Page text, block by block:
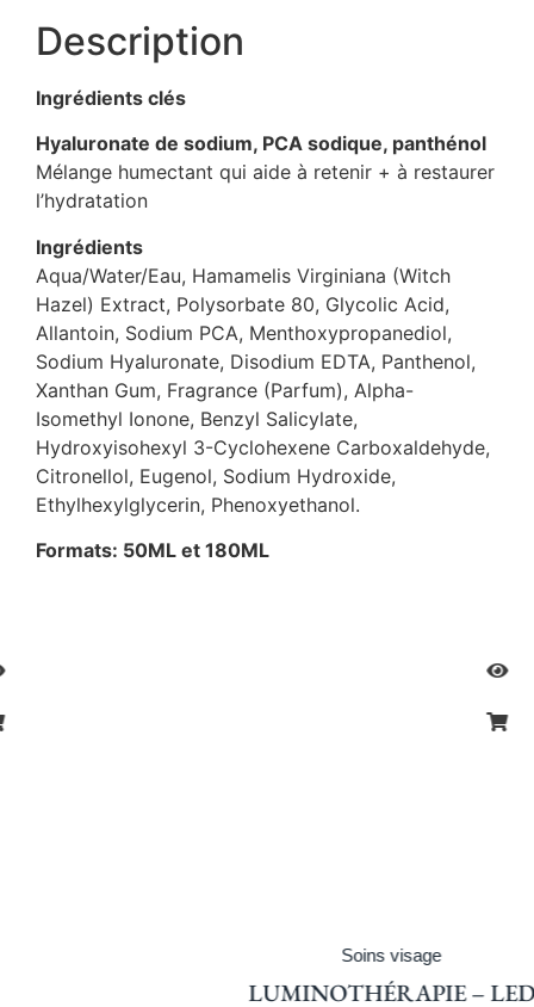
Description
Ingrédients clés
Hyaluronate de sodium, PCA sodique, panthénol
Mélange humectant qui aide à retenir + à restaurer
l’hydratation
Ingrédients
Aqua/Water/Eau, Hamamelis Virginiana (Witch
Hazel) Extract, Polysorbate 80, Glycolic Acid,
Allantoin, Sodium PCA, Menthoxypropanediol,
Sodium Hyaluronate, Disodium EDTA, Panthenol,
Xanthan Gum, Fragrance (Parfum), Alpha-
Isomethyl Ionone, Benzyl Salicylate,
Hydroxyisohexyl 3-Cyclohexene Carboxaldehyde,
Citronellol, Eugenol, Sodium Hydroxide,
Ethylhexylglycerin, Phenoxyethanol.
Formats: 50ML et 180ML